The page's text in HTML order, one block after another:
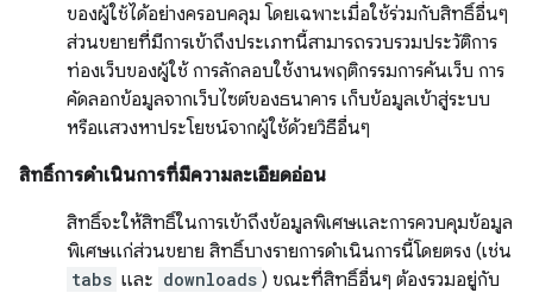
ของผู้ใช้ได้อย่างครอบคลุม โดยเฉพาะเมื่อใช้ร่วมกับสิทธิ์อื่นๆ
ส่วนขยายที่มีการเข้าถึงประเภทนี้สามารถรวบรวมประวัติการ
ท่องเว็บของผู้ใช้ การลักลอบใช้งานพฤติกรรมการค้นเว็บ การ
คัดลอกข้อมูลจากเว็บไซต์ของธนาคาร เก็บข้อมูลเข้าสู่ระบบ
หรือแสวงหาประโยชน์จากผู้ใช้ด้วยวิธีอื่นๆ
สิทธิ์การดำเนินการที่มีความละเอียดอ่อน
สิทธิ์จะให้สิทธิ์ในการเข้าถึงข้อมูลพิเศษและการควบคุมข้อมูล
พิเศษแก่ส่วนขยาย สิทธิ์บางรายการดำเนินการนี้โดยตรง (เช่น
tabs และ downloads ) ขณะที่สิทธิ์อื่นๆ ต้องรวมอยู่กับ